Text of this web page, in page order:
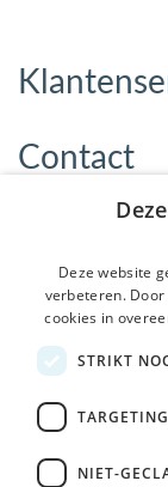
Contact
Bezoek de winkel in
Deze website
verbeteren.
cookies in
STRIKT
TARGETING
NIET-